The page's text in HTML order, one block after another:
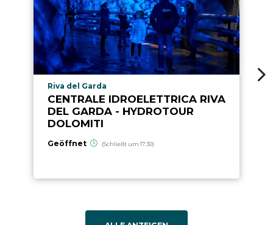
aria.poi_location_prefix
Riva del Garda
CENTRALE IDROELETTRICA RIVA
DEL GARDA - HYDROTOUR
DOLOMITI
Geöffnet (Schließt um 17:30)